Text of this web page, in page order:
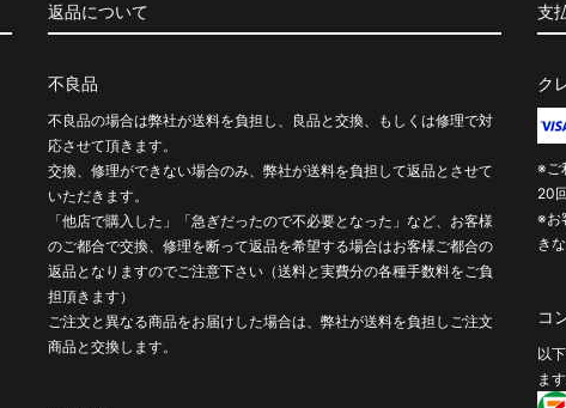
返品について
不良品
不良品の場合は弊社が送料を負担し、良品と交換、もしくは修理で対
応させて頂きます。
交換、修理ができない場合のみ、弊社が送料を負担して返品とさせて
いただきます。
「他店で購入した」「急ぎだったので不必要となった」など、お客様
のご都合で交換、修理を断って返品を希望する場合はお客様ご都合の
返品となりますのでご注意下さい（送料と実費分の各種手数料をご負
担頂きます）
ご注文と異なる商品をお届けした場合は、弊社が送料を負担しご注文
商品と交換します。
支
ク
※ご
20
※お
き
コ
以
ます